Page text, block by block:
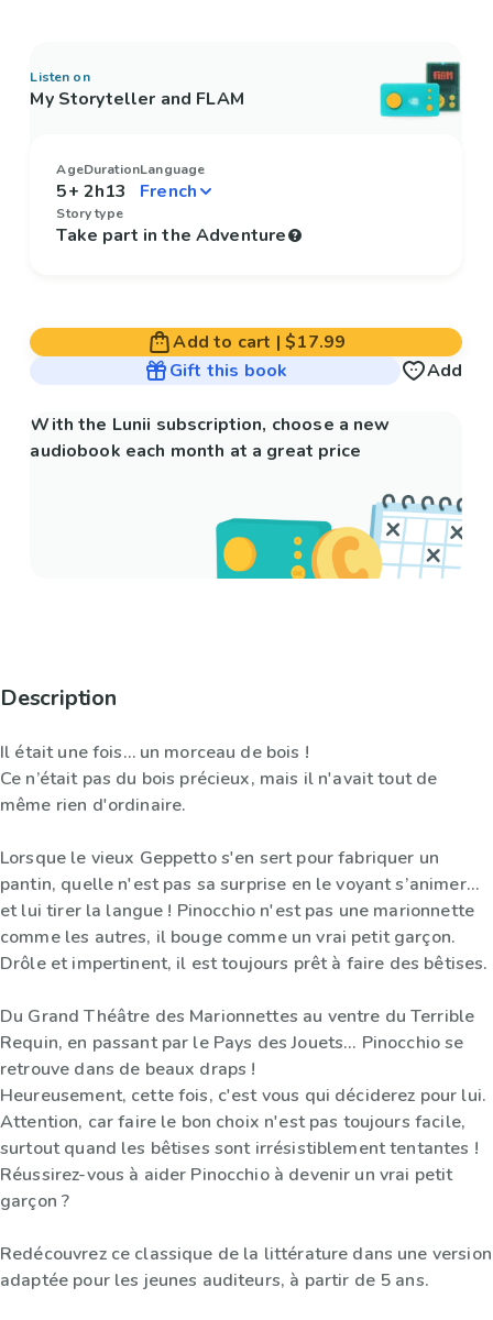
Listen on
My Storyteller and FLAM
Age
5+
Duration
2h13
Language
Story type
Take part in the Adventure
Add to cart |$17.99
Gift this book
Add
With the Lunii subscription, choose a new
audiobook each month at a great price
Description
Il était une fois… un morceau de bois !
Ce n’était pas du bois précieux, mais il n'avait tout de
même rien d'ordinaire.
Lorsque le vieux Geppetto s'en sert pour fabriquer un
pantin, quelle n'est pas sa surprise en le voyant s’animer…
et lui tirer la langue ! Pinocchio n'est pas une marionnette
comme les autres, il bouge comme un vrai petit garçon.
Drôle et impertinent, il est toujours prêt à faire des bêtises.
Du Grand Théâtre des Marionnettes au ventre du Terrible
Requin, en passant par le Pays des Jouets... Pinocchio se
retrouve dans de beaux draps !
Heureusement, cette fois, c'est vous qui déciderez pour lui.
Attention, car faire le bon choix n'est pas toujours facile,
surtout quand les bêtises sont irrésistiblement tentantes !
Réussirez-vous à aider Pinocchio à devenir un vrai petit
garçon ?
Redécouvrez ce classique de la littérature dans une version
adaptée pour les jeunes auditeurs, à partir de 5 ans.